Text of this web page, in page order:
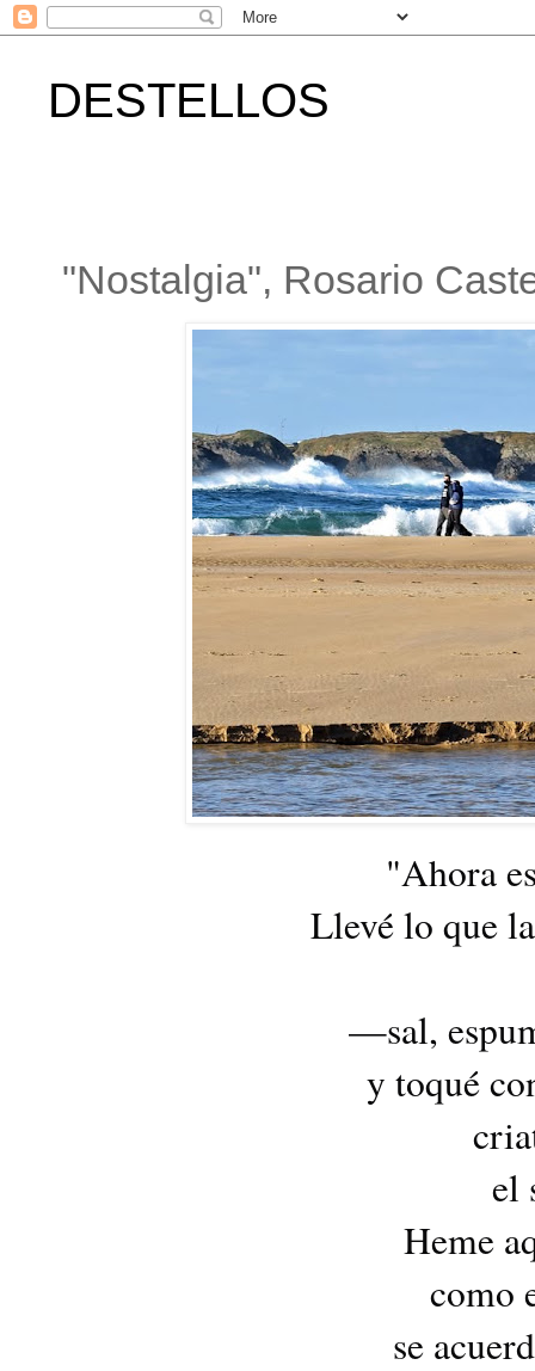
DESTELLOS
"Nostalgia", Rosario
"Ahora
Llevé lo que
—sal,
y toqué
el
Heme
como
se